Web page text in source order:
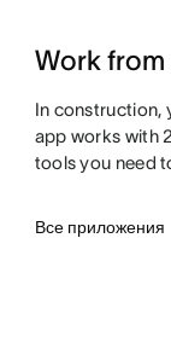
Work
In construction,
app works with
tools you need
Все приложения